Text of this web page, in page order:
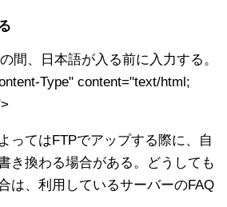
間、日本語が入る前に入力する。
Type" content="text/html;
ってはFTPでアップする際に、自
き換わる場合がある。どうしても
は、利用しているサーバーのFAQ